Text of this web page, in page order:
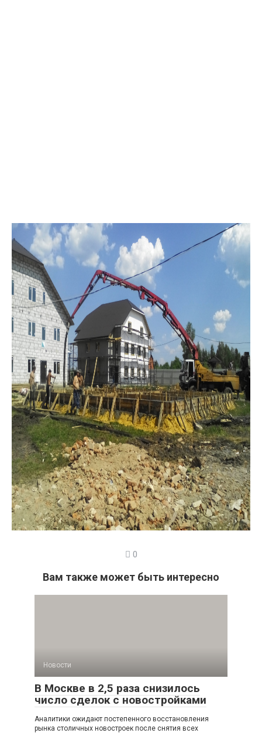
0
Вам также может быть интересно
Новости
В Москве в 2,5 раза снизилось
число сделок с новостройками
Аналитики ожидают постепенного восстановления
рынка столичных новостроек после снятия всех